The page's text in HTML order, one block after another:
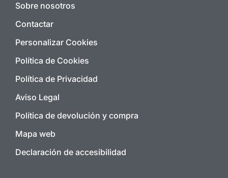
Sobre nosotros
Contactar
Personalizar Cookies
Política de Cookies
Política de Privacidad
Aviso Legal
Política de devolución y compra
Mapa web
Declaración de accesibilidad